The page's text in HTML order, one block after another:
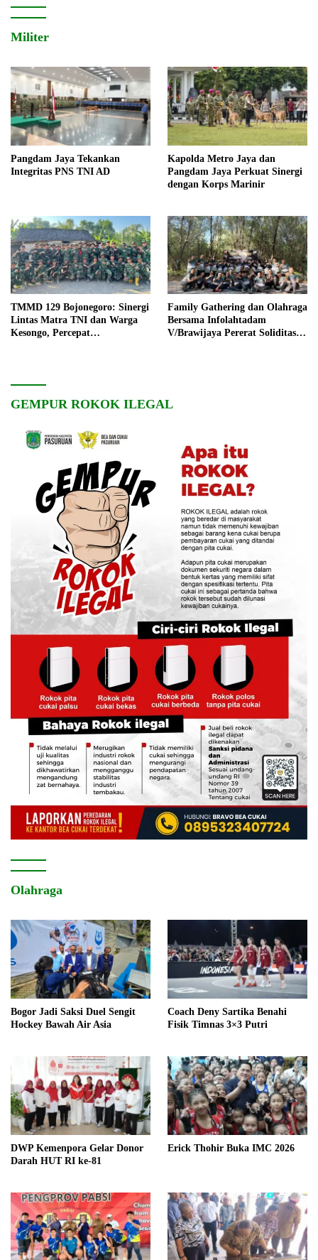
Militer
Pangdam Jaya Tekankan
Integritas PNS TNI AD
Kapolda Metro Jaya dan
Pangdam Jaya Perkuat Sinergi
dengan Korps Marinir
TMMD 129 Bojonegoro: Sinergi
Lintas Matra TNI dan Warga
Kesongo, Percepat
Family Gathering dan Olahraga
Bersama Infolahtadam
V/Brawijaya Pererat Soliditas
GEMPUR ROKOK ILEGAL
Olahraga
Bogor Jadi Saksi Duel Sengit
Hockey Bawah Air Asia
Coach Deny Sartika Benahi
Fisik Timnas 3×3 Putri
DWP Kemenpora Gelar Donor
Darah HUT RI ke-81
Erick Thohir Buka IMC 2026